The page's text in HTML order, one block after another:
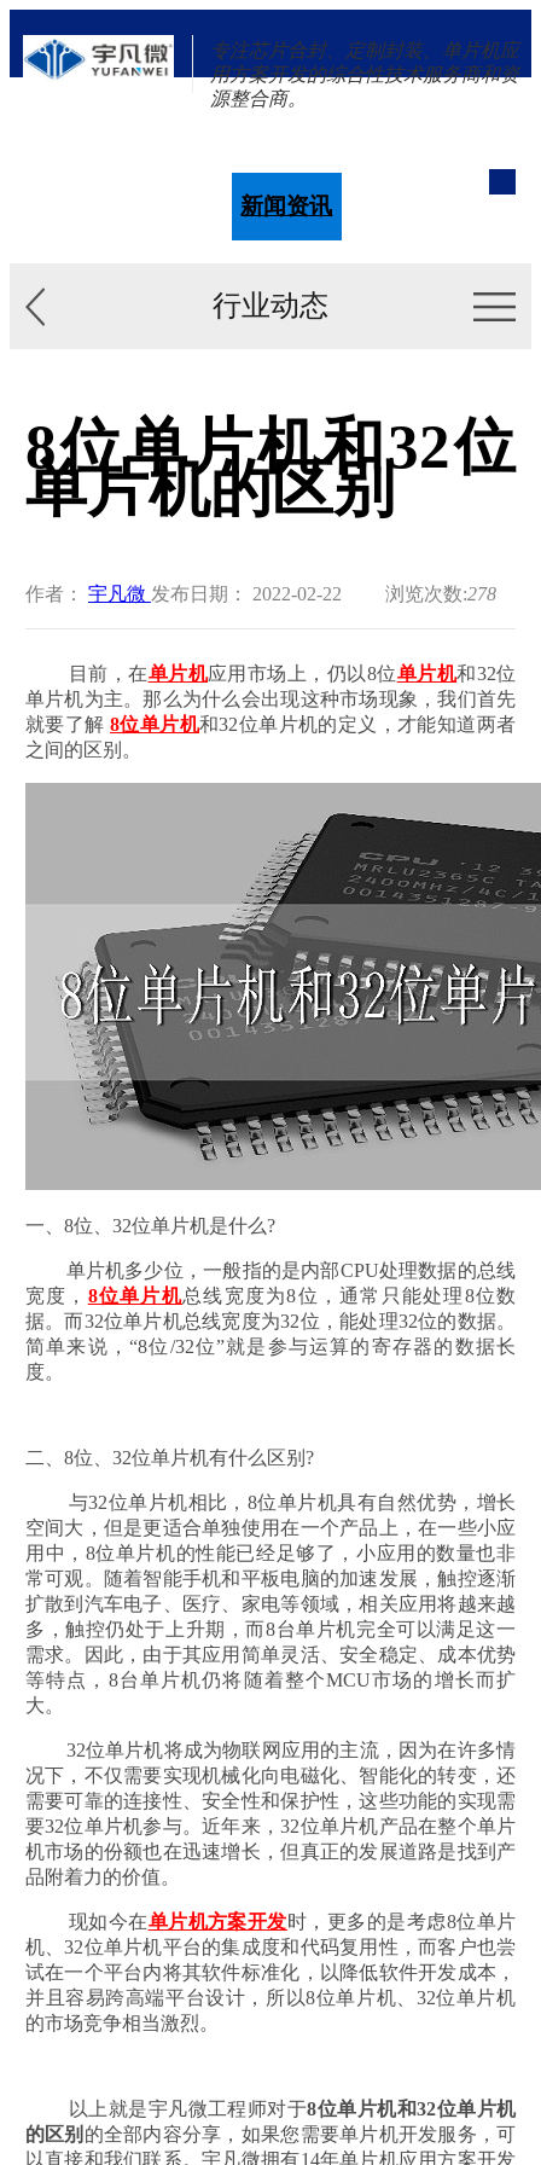
专注芯片合封、定制封装、单片机应
用方案开发的综合性技术服务商和资
源整合商。
新闻资讯
行业动态
8位单片机和32位
单片机的区别
作者： 宇凡微 发布日期： 2022-02-22 浏览次数:278
目前，在单片机应用市场上，仍以8位单片机和32位
单片机为主。那么为什么会出现这种市场现象，我们首先
就要了解 8位单片机和32位单片机的定义，才能知道两者
之间的区别。
一、8位、32位单片机是什么?
单片机多少位，一般指的是内部CPU处理数据的总线
宽度， 8位单片机总线宽度为8位，通常只能处理8位数
据。而32位单片机总线宽度为32位，能处理32位的数据。
简单来说，“8位/32位”就是参与运算的寄存器的数据长
度。
二、8位、32位单片机有什么区别?
与32位单片机相比，8位单片机具有自然优势，增长
空间大，但是更适合单独使用在一个产品上，在一些小应
用中，8位单片机的性能已经足够了，小应用的数量也非
常可观。随着智能手机和平板电脑的加速发展，触控逐渐
扩散到汽车电子、医疗、家电等领域，相关应用将越来越
多，触控仍处于上升期，而8台单片机完全可以满足这一
需求。因此，由于其应用简单灵活、安全稳定、成本优势
等特点，8台单片机仍将随着整个MCU市场的增长而扩
大。
32位单片机将成为物联网应用的主流，因为在许多情
况下，不仅需要实现机械化向电磁化、智能化的转变，还
需要可靠的连接性、安全性和保护性，这些功能的实现需
要32位单片机参与。近年来，32位单片机产品在整个单片
机市场的份额也在迅速增长，但真正的发展道路是找到产
品附着力的价值。
现如今在单片机方案开发时，更多的是考虑8位单片
机、32位单片机平台的集成度和代码复用性，而客户也尝
试在一个平台内将其软件标准化，以降低软件开发成本，
并且容易跨高端平台设计，所以8位单片机、32位单片机
的市场竞争相当激烈。
以上就是宇凡微工程师对于8位单片机和32位单片机
的区别 的全部内容分享，如果您需要单片机开发服务，可
以直接和我们联系。宇凡微拥有14年单片机应用方案开发